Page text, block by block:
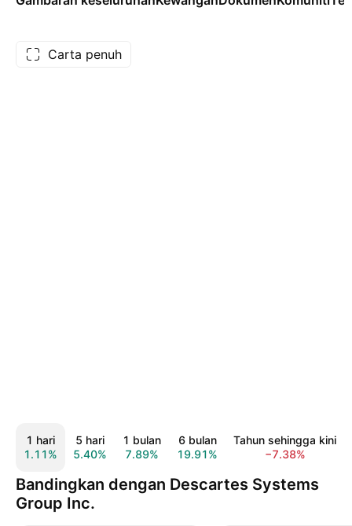
Carta penuh
1 hari
1.11%
5 hari
5.40%
1 bulan
7.89%
6 bulan
19.91%
Tahun sehingga kini
−7.38%
Bandingkan dengan Descartes Systems
Group Inc.